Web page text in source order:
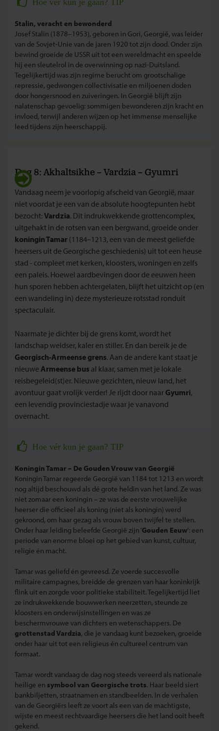
Stalin, veracht en bewonderd
Josef Stalin (1878–1953), geboren in Gori, Georgië, was leider
van de Sovjet-Unie van de jaren 1920 tot zijn dood. Onder zijn
bewind groeide de USSR uit tot een wereldmacht en speelde
hij een sleutelrol in de overwinning op nazi-Duitsland.
Tegelijkertijd was zijn regime berucht om grootschalige
repressie, gedwongen collectivisatie en miljoenen doden
door hongersnood en zuiveringen. In Georgië blijft zijn
nalatenschap gevoelig: sommigen bewonderen zijn kracht en
invloed, terwijl anderen wijzen op het immense menselijke
leed tijdens zijn heerschappij.
Dag 8: Akhaltsikhe – Vardzia – Gyumri
Vandaag neem je voorlopig afscheid van Georgië, maar
niet voordat je een van de absolute hoogtepunten hebt
bezocht:Vardzia. Dit indrukwekkende grottencomplex,
uitgehakt in de rotsen van een bergwand, groeide onder
koningin Tamar (1184–1213, een van de meest geliefde
heersers uit de Georgische geschiedenis) uit tot een heuse
stad - compleet met kerken, kloosters, woningen en zelfs
een paleis. Hoewel aardbevingen door de eeuwen heen
hun sporen hebben achtergelaten, blijft het uitzicht op (en
een wandeling in) deze mysterieuze rotsstad ronduit
spectaculair.
Naarmate je dichter bij de grens komt, wordt het
landschap weidser, kaler en stiller. En dan bereik je de
Georgisch-Armeense grens. Aan de andere kant staat je
nieuwe Armeense bus al klaar, samen met je lokale
reisbegeleid(st)er. Nieuwe gezichten, nieuw land, het
avontuur gaat vrolijk verder! Je rijdt door naar Gyumri,
een levendig provinciestadje waar je vanavond
overnacht.
Hoe vér kun je gaan? TIP
Koningin Tamar – De Gouden Vrouw van Georgië
Koningin Tamar regeerde Georgië van 1184 tot 1213 en wordt
nog altijd beschouwd als dé grote heldin van het land. Ze was
niet zomaar een koningin – ze was de eerste vrouwelijke
heerser die officieel als koning (niet als koningin) werd
gekroond, om haar gezag als vrouw boven twijfel te stellen.
Onder haar leiding beleefde Georgië zijn ‘Gouden Eeuw’: een
periode van enorme bloei op het gebied van kunst, cultuur,
religie én macht.
Tamar was geliefd én gevreesd. Ze voerde succesvolle
militaire campagnes, breidde de grenzen van haar koninkrijk
flink uit en zorgde voor politieke stabiliteit. Tegelijkertijd liet
ze indrukwekkende bouwwerken neerzetten, steunde ze
kloosters en onderwijsinstellingen en was ze
beschermvrouwe van dichters en wetenschappers. De
grottenstad Vardzia, die je vandaag kunt bezoeken, groeide
onder haar uit tot een religieus én cultureel centrum van
formaat.
Tamar wordt vandaag de dag nog steeds vereerd als nationale
heilige en symbool van Georgische trots. Haar beeld siert
bankbiljetten, straatnamen en standbeelden. In de verhalen
van de Georgiërs leeft ze voort als een van de machtigste,
wijste en meest rechtvaardige heersers die het land ooit heeft
gekend.